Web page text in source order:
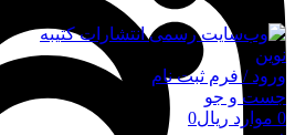
ورود / فرم ثبت نام
جست و جو
0 موارد ریال0